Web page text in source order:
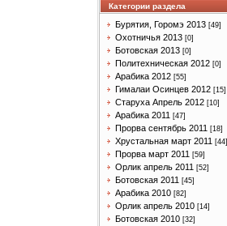
Категории раздела
Бурятия, Горомэ 2013 [49]
Охотничья 2013 [0]
Ботовская 2013 [0]
Политехническая 2012 [0]
Арабика 2012 [55]
Гималаи Осинцев 2012 [15]
Старуха Апрель 2012 [10]
Арабика 2011 [47]
Прорва сентябрь 2011 [18]
Хрустальная март 2011 [44]
Прорва март 2011 [59]
Орлик апрель 2011 [52]
Ботовская 2011 [45]
Арабика 2010 [82]
Орлик апрель 2010 [14]
Ботовская 2010 [32]